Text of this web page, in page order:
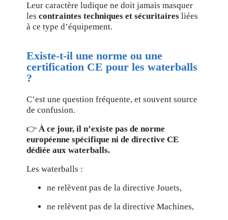
Leur caractère ludique ne doit jamais masquer
lescontraintes techniques et sécuritaires liées
à ce type d’équipement.
Existe-t-il une norme ou une
certification CE pour les waterballs
?
C’est une question fréquente, et souvent source
de confusion.
👉À ce jour, il n’existe pas de norme
européenne spécifique ni de directive CE
dédiée aux waterballs.
Les waterballs :
ne relèvent pas de la directive Jouets,
ne relèvent pas de la directive Machines,